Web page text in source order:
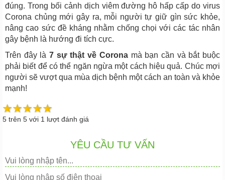
đúng. Trong bối cảnh dịch viêm đường hô hấp cấp do virus
Corona chủng mới gây ra, mỗi người tự giữ gìn sức khỏe,
nâng cao sức đề kháng nhằm chống chọi với các tác nhân
gây bệnh là hướng đi tích cực.
Trên đây là 7 sự thật về Corona mà bạn cần và bắt buộc
phải biết để có thể ngăn ngừa một cách hiệu quả. Chúc mợi
người sẽ vượt qua mùa dịch bệnh một cách an toàn và khỏe
mạnh!
5 trên 5 với 1 lượt đánh giá
YÊU CẦU TƯ VẤN